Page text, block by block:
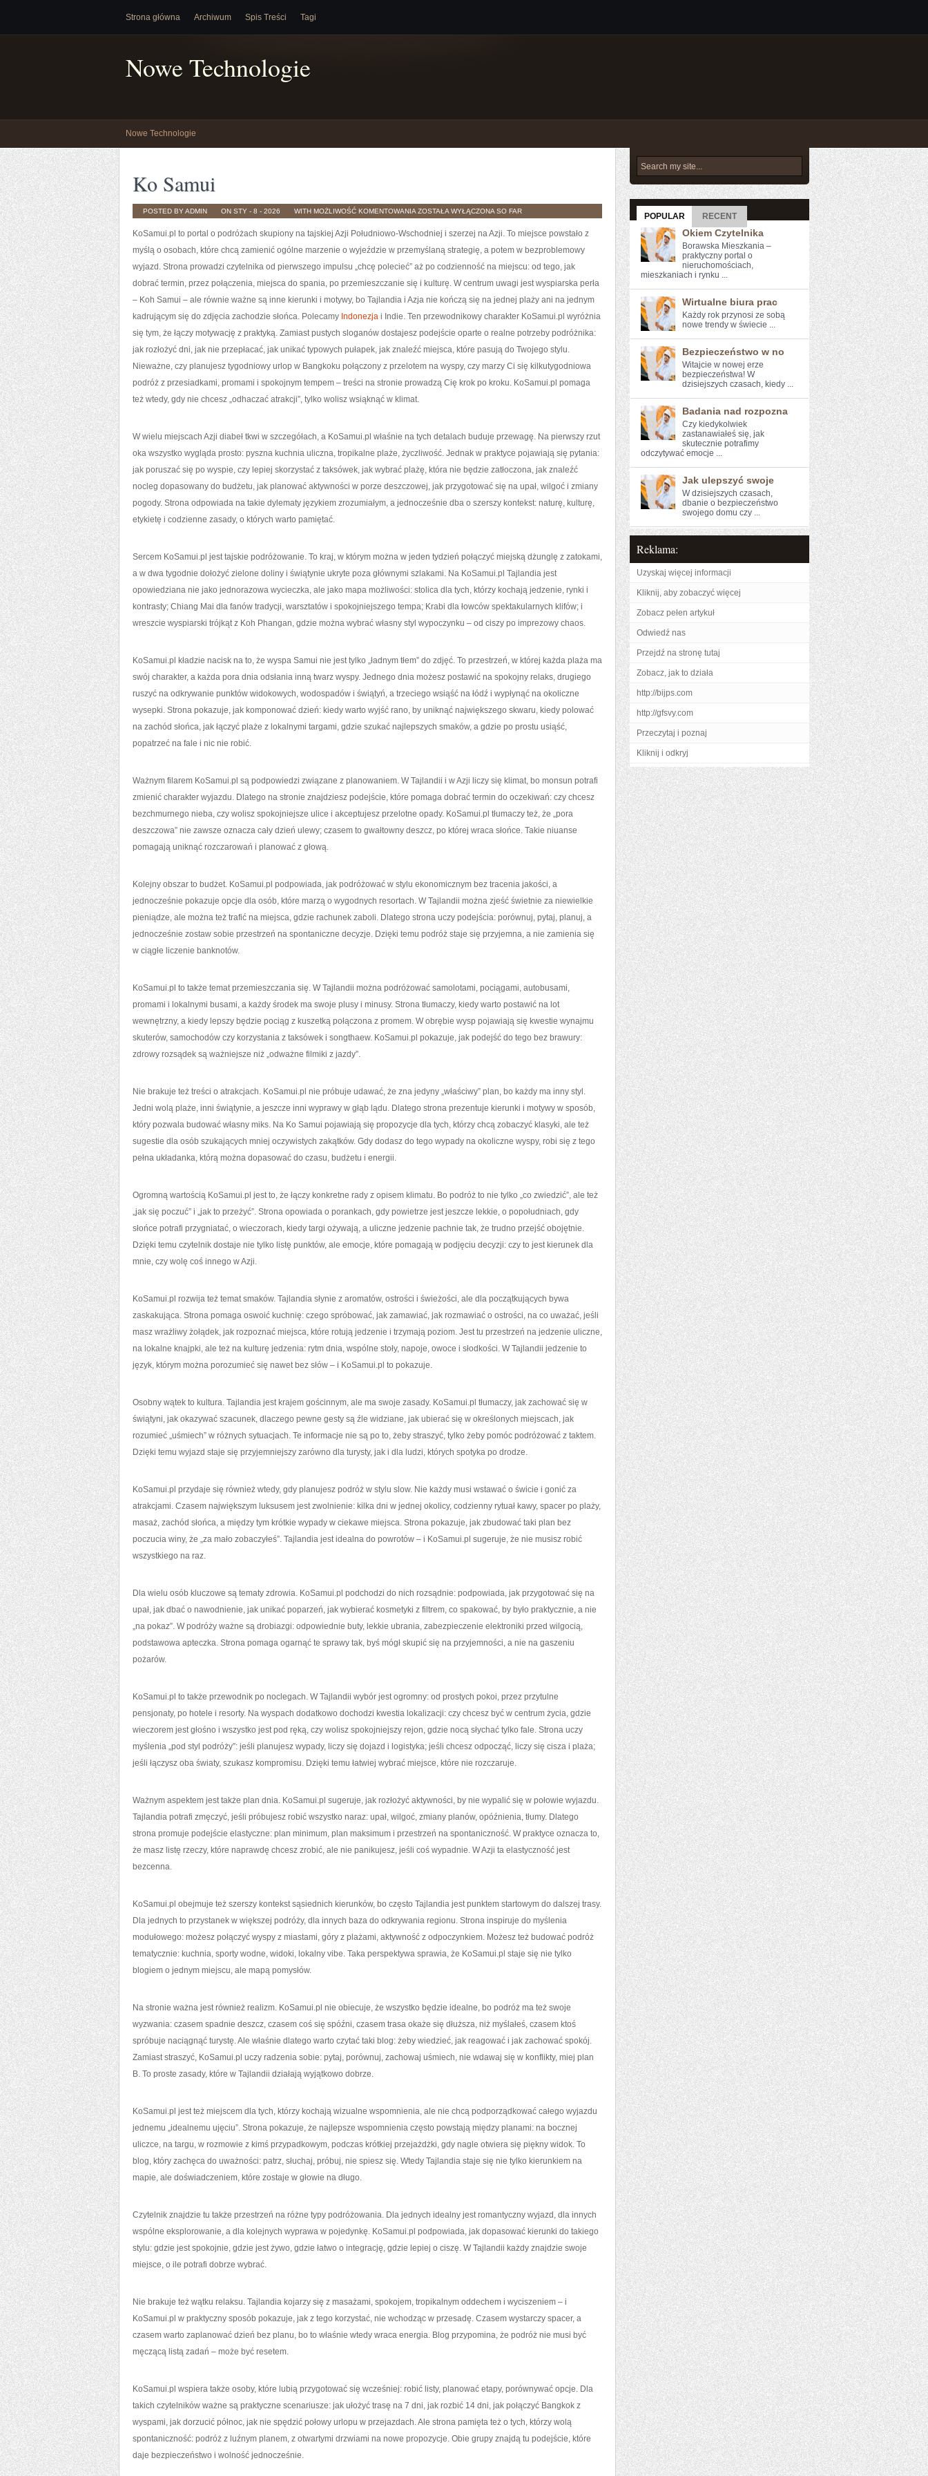
Strona główna Archiwum Spis Treści Tagi
Nowe Technologie
Nowe Technologie
Ko Samui
POSTED BY ADMIN ON STY - 8 - 2026 WITH MOŻLIWOŚĆ KOMENTOWANIA KO
SAMUI
ZOSTAŁA WYŁĄCZONA SO FAR
KoSamui.pl to portal o podróżach skupiony na tajskiej Azji Południowo-Wschodniej i szerzej na Azji. To miejsce powstało z
myślą o osobach, które chcą zamienić ogólne marzenie o wyjeździe w przemyślaną strategię, a potem w bezproblemowy
wyjazd. Strona prowadzi czytelnika od pierwszego impulsu „chcę polecieć” aż po codzienność na miejscu: od tego, jak
dobrać termin, przez połączenia, miejsca do spania, po przemieszczanie się i kulturę. W centrum uwagi jest wyspiarska perła
– Koh Samui – ale równie ważne są inne kierunki i motywy, bo Tajlandia i Azja nie kończą się na jednej plaży ani na jednym
kadrującym się do zdjęcia zachodzie słońca. Polecamy Indonezja i Indie. Ten przewodnikowy charakter KoSamui.pl wyróżnia
się tym, że łączy motywację z praktyką. Zamiast pustych sloganów dostajesz podejście oparte o realne potrzeby podróżnika:
jak rozłożyć dni, jak nie przepłacać, jak unikać typowych pułapek, jak znaleźć miejsca, które pasują do Twojego stylu.
Nieważne, czy planujesz tygodniowy urlop w Bangkoku połączony z przelotem na wyspy, czy marzy Ci się kilkutygodniowa
podróż z przesiadkami, promami i spokojnym tempem – treści na stronie prowadzą Cię krok po kroku. KoSamui.pl pomaga
też wtedy, gdy nie chcesz „odhaczać atrakcji”, tylko wolisz wsiąknąć w klimat.
W wielu miejscach Azji diabeł tkwi w szczegółach, a KoSamui.pl właśnie na tych detalach buduje przewagę. Na pierwszy rzut
oka wszystko wygląda prosto: pyszna kuchnia uliczna, tropikalne plaże, życzliwość. Jednak w praktyce pojawiają się pytania:
jak poruszać się po wyspie, czy lepiej skorzystać z taksówek, jak wybrać plażę, która nie będzie zatłoczona, jak znaleźć
nocleg dopasowany do budżetu, jak planować aktywności w porze deszczowej, jak przygotować się na upał, wilgoć i zmiany
pogody. Strona odpowiada na takie dylematy językiem zrozumiałym, a jednocześnie dba o szerszy kontekst: naturę, kulturę,
etykietę i codzienne zasady, o których warto pamiętać.
Sercem KoSamui.pl jest tajskie podróżowanie. To kraj, w którym można w jeden tydzień połączyć miejską dżunglę z zatokami,
a w dwa tygodnie dołożyć zielone doliny i świątynie ukryte poza głównymi szlakami. Na KoSamui.pl Tajlandia jest
opowiedziana nie jako jednorazowa wycieczka, ale jako mapa możliwości: stolica dla tych, którzy kochają jedzenie, rynki i
kontrasty; Chiang Mai dla fanów tradycji, warsztatów i spokojniejszego tempa; Krabi dla łowców spektakularnych klifów; i
wreszcie wyspiarski trójkąt z Koh Phangan, gdzie można wybrać własny styl wypoczynku – od ciszy po imprezowy chaos.
KoSamui.pl kładzie nacisk na to, że wyspa Samui nie jest tylko „ładnym tłem” do zdjęć. To przestrzeń, w której każda plaża ma
swój charakter, a każda pora dnia odsłania inną twarz wyspy. Jednego dnia możesz postawić na spokojny relaks, drugiego
ruszyć na odkrywanie punktów widokowych, wodospadów i świątyń, a trzeciego wsiąść na łódź i wypłynąć na okoliczne
wysepki. Strona pokazuje, jak komponować dzień: kiedy warto wyjść rano, by uniknąć największego skwaru, kiedy polować
na zachód słońca, jak łączyć plaże z lokalnymi targami, gdzie szukać najlepszych smaków, a gdzie po prostu usiąść,
popatrzeć na fale i nic nie robić.
Ważnym filarem KoSamui.pl są podpowiedzi związane z planowaniem. W Tajlandii i w Azji liczy się klimat, bo monsun potrafi
zmienić charakter wyjazdu. Dlatego na stronie znajdziesz podejście, które pomaga dobrać termin do oczekiwań: czy chcesz
bezchmurnego nieba, czy wolisz spokojniejsze ulice i akceptujesz przelotne opady. KoSamui.pl tłumaczy też, że „pora
deszczowa” nie zawsze oznacza cały dzień ulewy; czasem to gwałtowny deszcz, po której wraca słońce. Takie niuanse
pomagają uniknąć rozczarowań i planować z głową.
Kolejny obszar to budżet. KoSamui.pl podpowiada, jak podróżować w stylu ekonomicznym bez tracenia jakości, a
jednocześnie pokazuje opcje dla osób, które marzą o wygodnych resortach. W Tajlandii można zjeść świetnie za niewielkie
pieniądze, ale można też trafić na miejsca, gdzie rachunek zaboli. Dlatego strona uczy podejścia: porównuj, pytaj, planuj, a
jednocześnie zostaw sobie przestrzeń na spontaniczne decyzje. Dzięki temu podróż staje się przyjemna, a nie zamienia się
w ciągłe liczenie banknotów.
KoSamui.pl to także temat przemieszczania się. W Tajlandii można podróżować samolotami, pociągami, autobusami,
promami i lokalnymi busami, a każdy środek ma swoje plusy i minusy. Strona tłumaczy, kiedy warto postawić na lot
wewnętrzny, a kiedy lepszy będzie pociąg z kuszetką połączona z promem. W obrębie wysp pojawiają się kwestie wynajmu
skuterów, samochodów czy korzystania z taksówek i songthaew. KoSamui.pl pokazuje, jak podejść do tego bez brawury:
zdrowy rozsądek są ważniejsze niż „odważne filmiki z jazdy”.
Nie brakuje też treści o atrakcjach. KoSamui.pl nie próbuje udawać, że zna jedyny „właściwy” plan, bo każdy ma inny styl.
Jedni wolą plaże, inni świątynie, a jeszcze inni wyprawy w głąb lądu. Dlatego strona prezentuje kierunki i motywy w sposób,
który pozwala budować własny miks. Na Ko Samui pojawiają się propozycje dla tych, którzy chcą zobaczyć klasyki, ale też
sugestie dla osób szukających mniej oczywistych zakątków. Gdy dodasz do tego wypady na okoliczne wyspy, robi się z tego
pełna układanka, którą można dopasować do czasu, budżetu i energii.
Ogromną wartością KoSamui.pl jest to, że łączy konkretne rady z opisem klimatu. Bo podróż to nie tylko „co zwiedzić”, ale też
„jak się poczuć” i „jak to przeżyć”. Strona opowiada o porankach, gdy powietrze jest jeszcze lekkie, o popołudniach, gdy
słońce potrafi przygniatać, o wieczorach, kiedy targi ożywają, a uliczne jedzenie pachnie tak, że trudno przejść obojętnie.
Dzięki temu czytelnik dostaje nie tylko listę punktów, ale emocje, które pomagają w podjęciu decyzji: czy to jest kierunek dla
mnie, czy wolę coś innego w Azji.
KoSamui.pl rozwija też temat smaków. Tajlandia słynie z aromatów, ostrości i świeżości, ale dla początkujących bywa
zaskakująca. Strona pomaga oswoić kuchnię: czego spróbować, jak zamawiać, jak rozmawiać o ostrości, na co uważać, jeśli
masz wrażliwy żołądek, jak rozpoznać miejsca, które rotują jedzenie i trzymają poziom. Jest tu przestrzeń na jedzenie uliczne,
na lokalne knajpki, ale też na kulturę jedzenia: rytm dnia, wspólne stoły, napoje, owoce i słodkości. W Tajlandii jedzenie to
język, którym można porozumieć się nawet bez słów – i KoSamui.pl to pokazuje.
Osobny wątek to kultura. Tajlandia jest krajem gościnnym, ale ma swoje zasady. KoSamui.pl tłumaczy, jak zachować się w
świątyni, jak okazywać szacunek, dlaczego pewne gesty są źle widziane, jak ubierać się w określonych miejscach, jak
rozumieć „uśmiech” w różnych sytuacjach. Te informacje nie są po to, żeby straszyć, tylko żeby pomóc podróżować z taktem.
Dzięki temu wyjazd staje się przyjemniejszy zarówno dla turysty, jak i dla ludzi, których spotyka po drodze.
KoSamui.pl przydaje się również wtedy, gdy planujesz podróż w stylu slow. Nie każdy musi wstawać o świcie i gonić za
atrakcjami. Czasem największym luksusem jest zwolnienie: kilka dni w jednej okolicy, codzienny rytuał kawy, spacer po plaży,
masaż, zachód słońca, a między tym krótkie wypady w ciekawe miejsca. Strona pokazuje, jak zbudować taki plan bez
poczucia winy, że „za mało zobaczyłeś”. Tajlandia jest idealna do powrotów – i KoSamui.pl sugeruje, że nie musisz robić
wszystkiego na raz.
Dla wielu osób kluczowe są tematy zdrowia. KoSamui.pl podchodzi do nich rozsądnie: podpowiada, jak przygotować się na
upał, jak dbać o nawodnienie, jak unikać poparzeń, jak wybierać kosmetyki z filtrem, co spakować, by było praktycznie, a nie
„na pokaz”. W podróży ważne są drobiazgi: odpowiednie buty, lekkie ubrania, zabezpieczenie elektroniki przed wilgocią,
podstawowa apteczka. Strona pomaga ogarnąć te sprawy tak, byś mógł skupić się na przyjemności, a nie na gaszeniu
pożarów.
KoSamui.pl to także przewodnik po noclegach. W Tajlandii wybór jest ogromny: od prostych pokoi, przez przytulne
pensjonaty, po hotele i resorty. Na wyspach dodatkowo dochodzi kwestia lokalizacji: czy chcesz być w centrum życia, gdzie
wieczorem jest głośno i wszystko jest pod ręką, czy wolisz spokojniejszy rejon, gdzie nocą słychać tylko fale. Strona uczy
myślenia „pod styl podróży”: jeśli planujesz wypady, liczy się dojazd i logistyka; jeśli chcesz odpocząć, liczy się cisza i plaża;
jeśli łączysz oba światy, szukasz kompromisu. Dzięki temu łatwiej wybrać miejsce, które nie rozczaruje.
Ważnym aspektem jest także plan dnia. KoSamui.pl sugeruje, jak rozłożyć aktywności, by nie wypalić się w połowie wyjazdu.
Tajlandia potrafi zmęczyć, jeśli próbujesz robić wszystko naraz: upał, wilgoć, zmiany planów, opóźnienia, tłumy. Dlatego
strona promuje podejście elastyczne: plan minimum, plan maksimum i przestrzeń na spontaniczność. W praktyce oznacza to,
że masz listę rzeczy, które naprawdę chcesz zrobić, ale nie panikujesz, jeśli coś wypadnie. W Azji ta elastyczność jest
bezcenna.
KoSamui.pl obejmuje też szerszy kontekst sąsiednich kierunków, bo często Tajlandia jest punktem startowym do dalszej trasy.
Dla jednych to przystanek w większej podróży, dla innych baza do odkrywania regionu. Strona inspiruje do myślenia
modułowego: możesz połączyć wyspy z miastami, góry z plażami, aktywność z odpoczynkiem. Możesz też budować podróż
tematycznie: kuchnia, sporty wodne, widoki, lokalny vibe. Taka perspektywa sprawia, że KoSamui.pl staje się nie tylko
blogiem o jednym miejscu, ale mapą pomysłów.
Na stronie ważna jest również realizm. KoSamui.pl nie obiecuje, że wszystko będzie idealne, bo podróż ma też swoje
wyzwania: czasem spadnie deszcz, czasem coś się spóźni, czasem trasa okaże się dłuższa, niż myślałeś, czasem ktoś
spróbuje naciągnąć turystę. Ale właśnie dlatego warto czytać taki blog: żeby wiedzieć, jak reagować i jak zachować spokój.
Zamiast straszyć, KoSamui.pl uczy radzenia sobie: pytaj, porównuj, zachowaj uśmiech, nie wdawaj się w konflikty, miej plan
B. To proste zasady, które w Tajlandii działają wyjątkowo dobrze.
KoSamui.pl jest też miejscem dla tych, którzy kochają wizualne wspomnienia, ale nie chcą podporządkować całego wyjazdu
jednemu „idealnemu ujęciu”. Strona pokazuje, że najlepsze wspomnienia często powstają między planami: na bocznej
uliczce, na targu, w rozmowie z kimś przypadkowym, podczas krótkiej przejażdżki, gdy nagle otwiera się piękny widok. To
blog, który zachęca do uważności: patrz, słuchaj, próbuj, nie spiesz się. Wtedy Tajlandia staje się nie tylko kierunkiem na
mapie, ale doświadczeniem, które zostaje w głowie na długo.
Czytelnik znajdzie tu także przestrzeń na różne typy podróżowania. Dla jednych idealny jest romantyczny wyjazd, dla innych
wspólne eksplorowanie, a dla kolejnych wyprawa w pojedynkę. KoSamui.pl podpowiada, jak dopasować kierunki do takiego
stylu: gdzie jest spokojnie, gdzie jest żywo, gdzie łatwo o integrację, gdzie lepiej o ciszę. W Tajlandii każdy znajdzie swoje
miejsce, o ile potrafi dobrze wybrać.
Nie brakuje też wątku relaksu. Tajlandia kojarzy się z masażami, spokojem, tropikalnym oddechem i wyciszeniem – i
KoSamui.pl w praktyczny sposób pokazuje, jak z tego korzystać, nie wchodząc w przesadę. Czasem wystarczy spacer, a
czasem warto zaplanować dzień bez planu, bo to właśnie wtedy wraca energia. Blog przypomina, że podróż nie musi być
męczącą listą zadań – może być resetem.
KoSamui.pl wspiera także osoby, które lubią przygotować się wcześniej: robić listy, planować etapy, porównywać opcje. Dla
takich czytelników ważne są praktyczne scenariusze: jak ułożyć trasę na 7 dni, jak rozbić 14 dni, jak połączyć Bangkok z
wyspami, jak dorzucić północ, jak nie spędzić połowy urlopu w przejazdach. Ale strona pamięta też o tych, którzy wolą
spontaniczność: podróż z luźnym planem, z otwartymi drzwiami na nowe propozycje. Obie grupy znajdą tu podejście, które
daje bezpieczeństwo i wolność jednocześnie.
POPULAR RECENT
Okiem Czytelnika
Borawska Mieszkania –
praktyczny portal o
nieruchomościach,
mieszkaniach i rynku ...
Wirtualne biura prac
Każdy ⁢rok przynosi ze sobą
‌nowe trendy w świecie‍ ...
Bezpieczeństwo w no
Witajcie w nowej erze
bezpieczeństwa! W
dzisiejszych czasach, kiedy ...
Badania nad rozpozna
Czy kiedykolwiek
zastanawiałeś się, jak
skutecznie ⁤potrafimy
odczytywać emocje‌ ...
Jak ulepszyć swoje
W dzisiejszych czasach,
dbanie o bezpieczeństwo
swojego domu czy ...
Reklama:
Uzyskaj więcej informacji
Kliknij, aby zobaczyć więcej
Zobacz pełen artykuł
Odwiedź nas
Przejdź na stronę tutaj
Zobacz, jak to działa
http://bijps.com
http://gfsvy.com
Przeczytaj i poznaj
Kliknij i odkryj